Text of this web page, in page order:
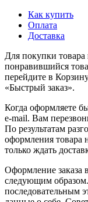
Как купить
Оплата
Доставка
Для покупки
понравившийся
перейдите в
«Быстрый заказ».
Когда оформляете
e-mail. Вам
По результатам
оформления товара
только ждать
Оформление заказа
следующим
последовательным